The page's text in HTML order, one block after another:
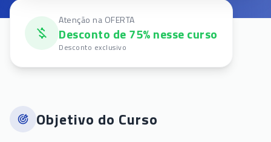
Atenção na OFERTA
Desconto de 75% nesse curso
Desconto exclusivo
Objetivo do Curso